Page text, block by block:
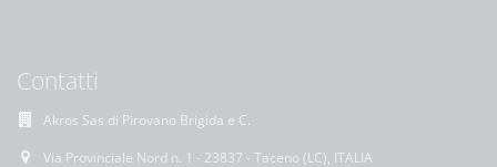
Contatti
Akros Sas di Pirovano Brigida e C.
Via Provinciale Nord n. 1 - 23837 - Taceno (LC), ITALIA